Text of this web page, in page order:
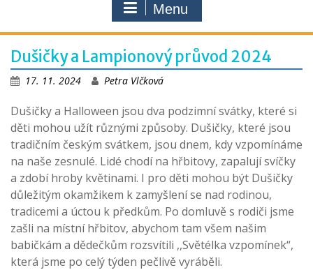
Menu
Dušičky a Lampionový průvod 2024
17. 11. 2024 Petra Vlčková
Dušičky a Halloween jsou dva podzimní svátky, které si
děti mohou užít různými způsoby. Dušičky, které jsou
tradičním českým svátkem, jsou dnem, kdy vzpomínáme
na naše zesnulé. Lidé chodí na hřbitovy, zapalují svíčky
a zdobí hroby květinami. I pro děti mohou být Dušičky
důležitým okamžikem k zamyšlení se nad rodinou,
tradicemi a úctou k předkům. Po domluvě s rodiči jsme
zašli na místní hřbitov, abychom tam všem našim
babičkám a dědečkům rozsvítili ,,Světélka vzpomínek“,
která jsme po celý týden pečlivě vyráběli.